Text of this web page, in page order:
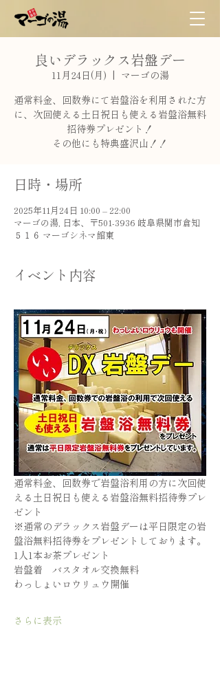
良いデラックス岩盤デー
11月24日(月)
  |
マーゴの湯
通常料金、回数券にて岩盤浴を利用された方
に、次回使える土日祝日も使える岩盤浴無料
招待券プレゼント！
その他にも特典盛沢山！！
日時・場所
2025年11月24日 10:00 – 22:00
マーゴの湯, 日本、〒501-3936 岐阜県関市倉知
５１６ マーゴシネマ館東
イベント内容
通常料金、回数券で岩盤浴利用の方に次回使
える土日祝日も使える岩盤浴無料招待券プレ
ゼント
※通常のデラックス岩盤デーは平日限定の岩
盤浴無料招待券をプレゼントしております。
1人1本お茶プレゼント
岩盤着　バスタオル交換無料
わっしょいロウリュウ開催
さらに表示